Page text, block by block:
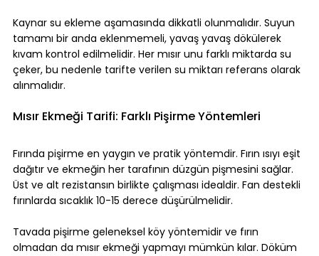
Kaynar su ekleme aşamasında dikkatli olunmalıdır. Suyun
tamamı bir anda eklenmemeli, yavaş yavaş dökülerek
kıvam kontrol edilmelidir. Her mısır unu farklı miktarda su
çeker, bu nedenle tarifte verilen su miktarı referans olarak
alınmalıdır.
Mısır Ekmeği Tarifi: Farklı Pişirme Yöntemleri
Fırında pişirme en yaygın ve pratik yöntemdir. Fırın ısıyı eşit
dağıtır ve ekmeğin her tarafının düzgün pişmesini sağlar.
Üst ve alt rezistansın birlikte çalışması idealdir. Fan destekli
fırınlarda sıcaklık 10-15 derece düşürülmelidir.
Tavada pişirme geleneksel köy yöntemidir ve fırın
olmadan da mısır ekmeği yapmayı mümkün kılar. Döküm